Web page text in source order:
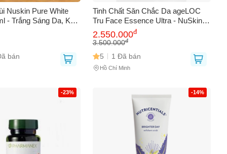
Nuskin Pure White
- Trắng Sáng Da, Khử
Chăm Sóc Da Lành
bán
Tinh Chất Săn Chắc Da ageLOC
Tru Face Essence Ultra - NuSkin
60 Viên - Chống Lão Hóa, Cải
Thiện Độ Đàn Hồi, Giảm Nếp Nhăn
2.550.000đ
3.500.000đ
5 1 Đã bán
Hồ Chí Minh
-23% -14%